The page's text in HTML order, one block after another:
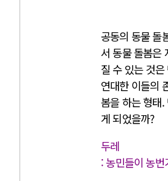
공동의 동물 돌
서 동물 돌봄은
질 수 있는 것
연대한 이들의
봄을 하는 형태
게 되었을까?
두레
: 농민들이 농